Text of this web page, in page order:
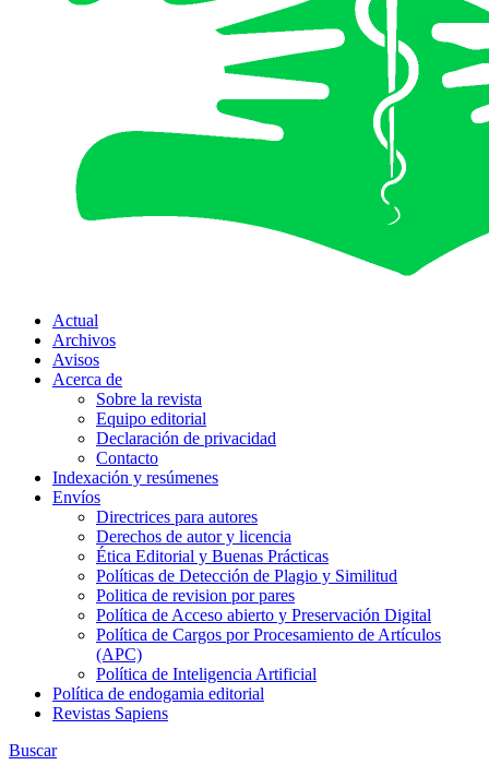
Actual
Archivos
Avisos
Acerca de
Sobre la revista
Equipo editorial
Declaración de privacidad
Contacto
Indexación y resúmenes
Envíos
Directrices para autores
Derechos de autor y licencia
Ética Editorial y Buenas Prácticas
Políticas de Detección de Plagio y Similitud
Politica de revision por pares
Política de Acceso abierto y Preservación Digital
Política de Cargos por Procesamiento de Artículos
(APC)
Política de Inteligencia Artificial
Política de endogamia editorial
Revistas Sapiens
Buscar